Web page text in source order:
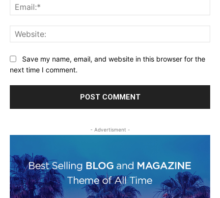
Save my name, email, and website in this browser for the
next time I comment.
- Advertisment -